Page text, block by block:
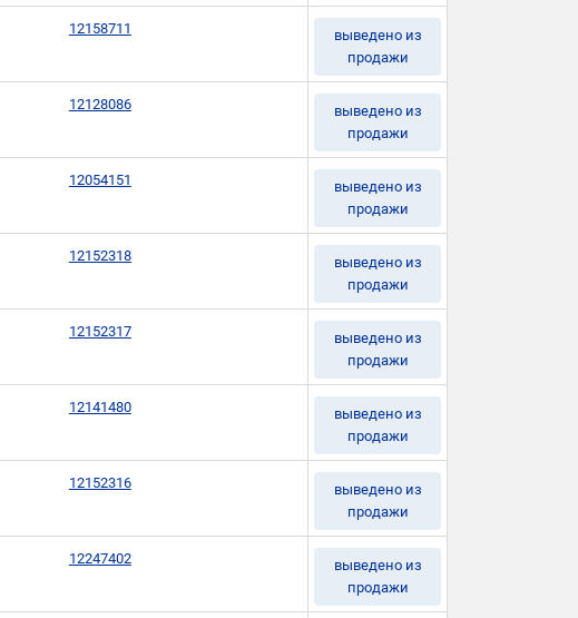
12158711
выведено из
продажи
12128086
выведено из
продажи
12054151
выведено из
продажи
12152318
выведено из
продажи
12152317
выведено из
продажи
12141480
выведено из
продажи
12152316
выведено из
продажи
12247402
выведено из
продажи